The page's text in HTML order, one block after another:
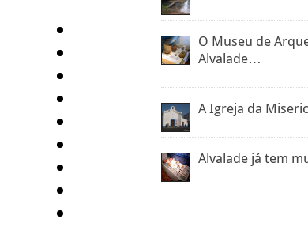
O Museu de
Alvalade…
A Igreja da
Alvalade já tem